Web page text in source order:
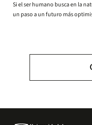
Si el ser humano busca en la
un paso a un futuro más
Paginación